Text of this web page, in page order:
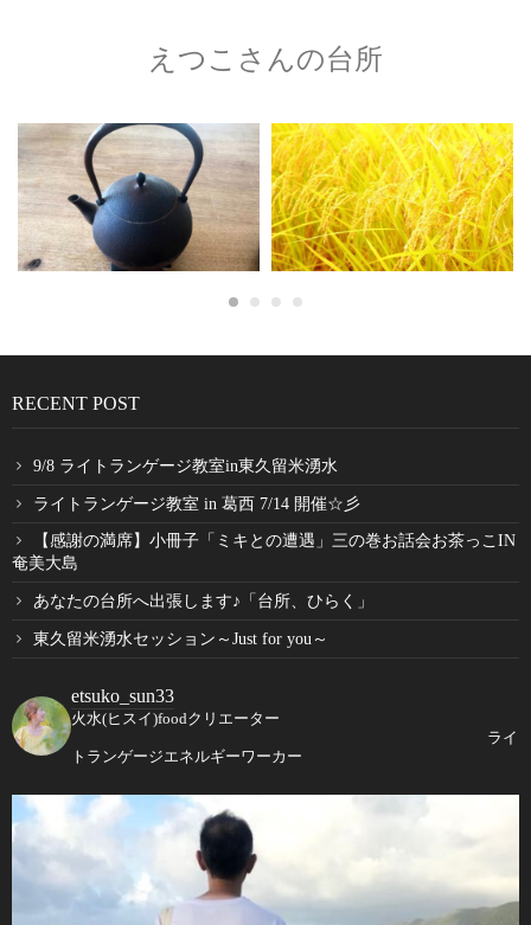
えつこさんの台所
RECENT POST
9/8 ライトランゲージ教室in東久留米湧水
ライトランゲージ教室 in 葛西 7/14 開催☆彡
【感謝の満席】小冊子「ミキとの遭遇」三の巻お話会お茶っこIN
奄美大島
あなたの台所へ出張します♪「台所、ひらく」
東久留米湧水セッション～Just for you～
etsuko_sun33
火水(ヒスイ)foodクリエーター
ライ
トランゲージエネルギーワーカー